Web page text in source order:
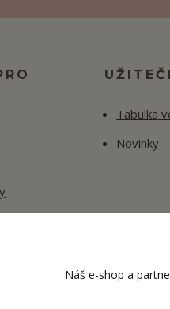
Tabulka
Novinky
Náš e-shop a